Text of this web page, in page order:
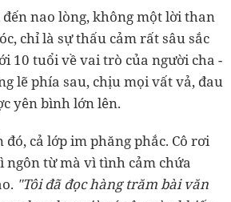
đến nao lòng, không một lời than
chỉ là sự thấu cảm rất sâu sắc
10 tuổi về vai trò của người cha -
lẽ phía sau, chịu mọi vất vả, đau
yên bình lớn lên.
đó, cả lớp im phăng phắc. Cô rơi
ngôn từ mà vì tình cảm chứa
"Tôi đã đọc hàng trăm bài văn